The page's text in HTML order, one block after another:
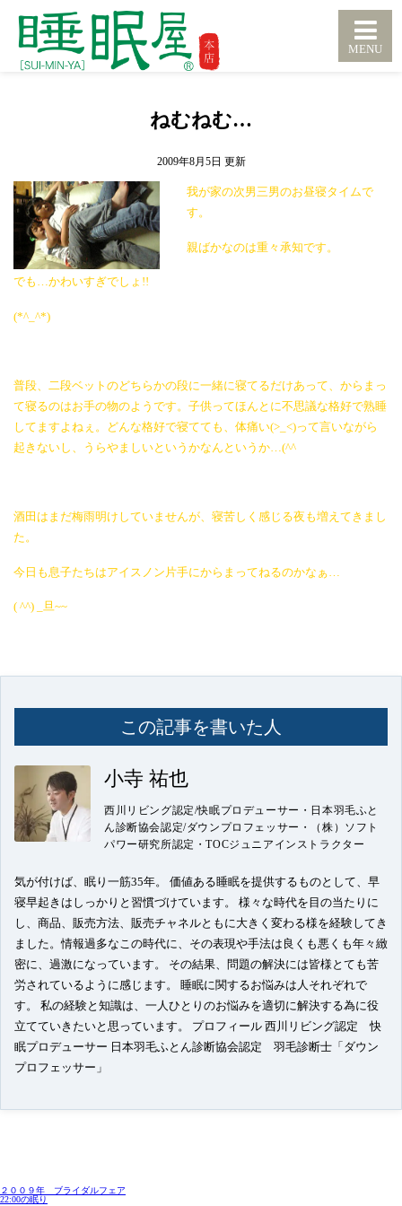
ねむねむ…
2009年8月5日
我が家の次男三男のお昼寝タイムで
す。
親ばかなのは重々承知です。
でも…かわいすぎでしょ!!
(*^_^*)
普段、二段ベットのどちらかの段に一緒に寝てるだけあって、からまっ
て寝るのはお手の物のようです。子供ってほんとに不思議な格好で熟睡
してますよねぇ。どんな格好で寝てても、体痛い(>_<)って言いながら
起きないし、うらやましいというかなんというか…(^^ゞ
酒田はまだ梅雨明けしていませんが、寝苦しく感じる夜も増えてきまし
た。
今日も息子たちはアイスノン片手にからまってねるのかなぁ…
( ^^) _旦~~
この記事を書いた人
小寺 祐也
西川リビング認定/快眠プロデューサー・日本羽毛ふと
ん診断協会認定/ダウンプロフェッサー・（株）ソフト
パワー研究所認定・TOCジュニアインストラクター
気が付けば、眠り一筋35年。 価値ある睡眠を提供するものとして、早
寝早起きはしっかりと習慣づけています。 様々な時代を目の当たりに
し、商品、販売方法、販売チャネルともに大きく変わる様を経験してき
ました。情報過多なこの時代に、その表現や手法は良くも悪くも年々緻
密に、過激になっています。 その結果、問題の解決には皆様とても苦
労されているように感じます。 睡眠に関するお悩みは人それぞれで
す。 私の経験と知識は、一人ひとりのお悩みを適切に解決する為に役
立てていきたいと思っています。 プロフィール 西川リビング認定 快
眠プロデューサー 日本羽毛ふとん診断協会認定 羽毛診断士「ダウン
プロフェッサー」
２００９年 ブライダルフェア
22:00の眠り